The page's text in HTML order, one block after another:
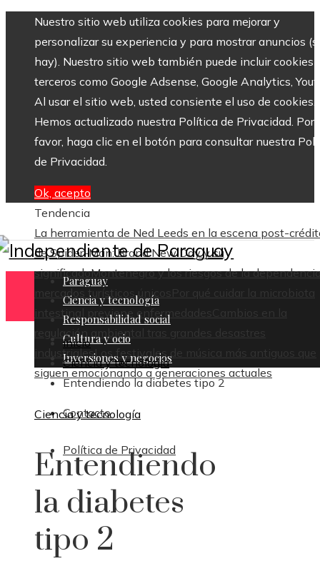
Nuestro sitio web utiliza cookies para mejorar y
personalizar su experiencia y para mostrar anuncios
hay). Nuestro sitio web también puede incluir cookies
terceros como Google Adsense, Google Analytics,
Al usar el sitio web, usted consiente el uso de cookies.
Hemos actualizado nuestra Política de Privacidad. Por
favor, haga clic en el botón para consultar nuestra
de Privacidad.
Ok, acepto
Tendencia
La herramienta de Ned Leeds en la escena post-
de Spider-Man: Brand New Day y su
significadoMontenegro y los riesgos de la
mercados turísticos únicos
Por qué cuidar la microbiota
intestinal previene enfermedades
Cambios en la
regulación ambiental tras grandes desastres
industrialesLos festivales de música más antiguos que
siguen emocionando a generaciones actuales
Contacto
Política de Privacidad
Paraguay
Ciencia y tecnología
Responsabilidad social
Cultura y ocio
Inversiones y negocios
Inicio
Ciencia y tecnología
Entendiendo la diabetes tipo 2
Ciencia y tecnología
Entendiendo
la diabetes
tipo 2